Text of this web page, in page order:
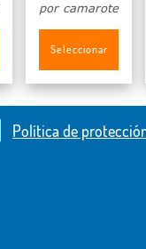
por camarote
Seleccionar
Política de